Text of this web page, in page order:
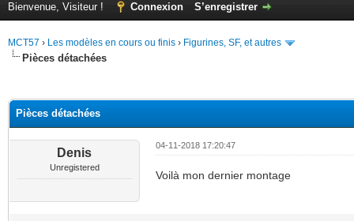
Bienvenue, Visiteur ! Connexion S’enregistrer
MCT57 › Les modèles en cours ou finis › Figurines, SF, et autres
Pièces détachées
Pièces détachées
Denis
Unregistered
04-11-2018 17:20:47
Voilà mon dernier montage